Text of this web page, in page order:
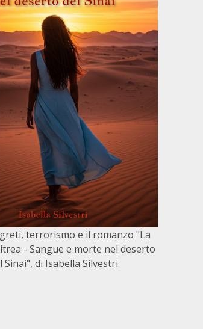
terrorismo e il romanzo "La
- Sangue e morte nel deserto
Sinai", di Isabella Silvestri